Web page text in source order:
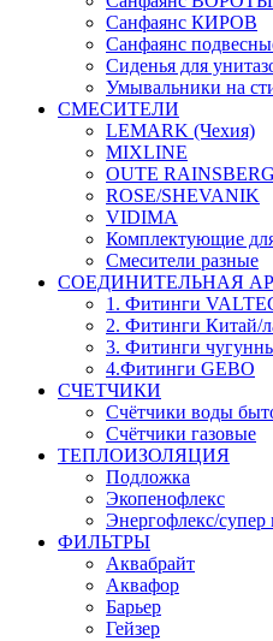
Санфаянс КИРОВ
Санфаянс
Сиденья для
Умывальники на
СМЕСИТЕЛИ
LEMARK (Чехия)
MIXLINE
OUTE RAINSBERG
ROSE/SHEVANIK
VIDIMA
Комплектующие
Смесители разные
СОЕДИНИТЕЛЬНАЯ
1. Фитинги
2. Фитинги Китай/
3. Фитинги
4.Фитинги GEBO
СЧЕТЧИКИ
Счётчики воды
Счётчики газовые
ТЕПЛОИЗОЛЯЦИЯ
Подложка
Экопенофлекс
Энергофлекс/супер
ФИЛЬТРЫ
Аквабрайт
Аквафор
Барьер
Гейзер